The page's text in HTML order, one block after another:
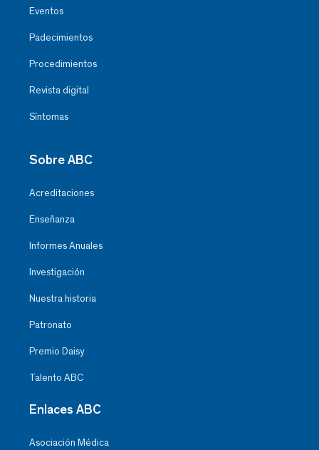
Eventos
Padecimientos
Procedimientos
Revista digital
Síntomas
Sobre ABC
Acreditaciones
Enseñanza
Informes Anuales
Investigación
Nuestra historia
Patronato
Premio Daisy
Talento ABC
Enlaces ABC
Asociación Médica